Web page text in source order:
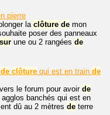
pierre
la clôture de mon
poser des panneaux
sur une ou 2 rangées de
de clôture qui est en train de
le forum pour avoir de
agglos banchés qui est en
dû au 2 mètres de terre